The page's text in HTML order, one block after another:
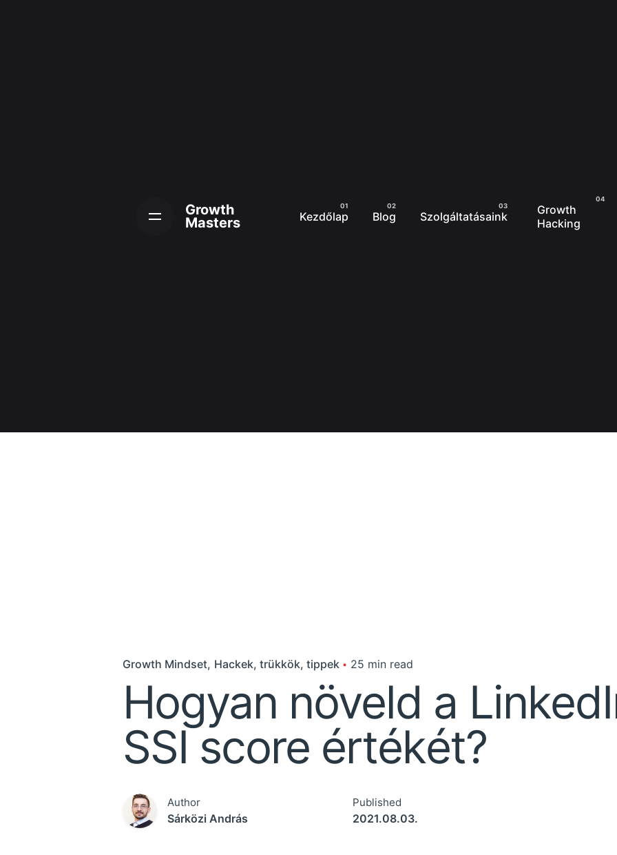
Growth
Masters Kezdőlap Blog Szolgáltatásaink
Growth
Hacking
Growth Mindset Hackek, trükkök, tippek 25 min read
Hogyan növeld a
SSI score értékét?
Author
Sárközi András
Published
2021.08.03.